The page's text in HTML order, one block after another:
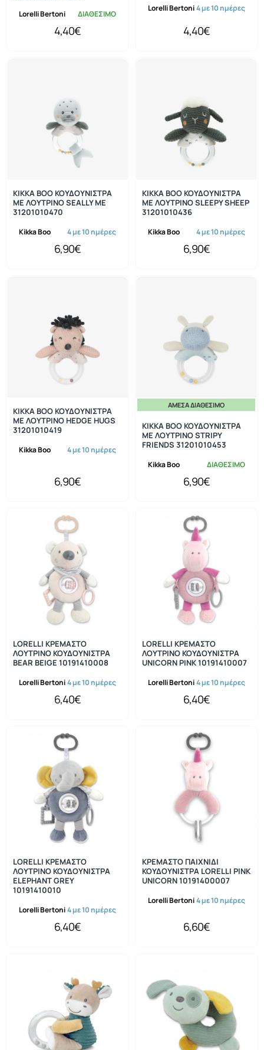
Lorelli Bertoni ΔΙΑΘΕΣΙΜΟ
4,40€
Lorelli Bertoni4 με 10 ημέρες
4,40€
Kikka Boo 4 με 10 ημέρες
KIKKA BOO ΚΟΥΔΟΥΝΙΣΤΡΑ
ΜΕ ΛΟΥΤΡΙΝΟ SEALLY ME
31201010470
6,90€
Kikka Boo 4 με 10 ημέρες
KIKKA BOO ΚΟΥΔΟΥΝΙΣΤΡΑ
ΜΕ ΛΟΥΤΡΙΝΟ SLEEPY SHEEP
31201010436
6,90€
Kikka Boo 4 με 10 ημέρες
KIKKA BOO ΚΟΥΔΟΥΝΙΣΤΡΑ
ΜΕ ΛΟΥΤΡΙΝΟ HEDGE HUGS
31201010419
6,90€
ΆΜΕΣΑ ΔΙΑΘΈΣΙΜΟ
Kikka Boo ΔΙΑΘΕΣΙΜΟ
KIKKA BOO ΚΟΥΔΟΥΝΙΣΤΡΑ
ΜΕ ΛΟΥΤΡΙΝΟ STRIPY
FRIENDS 31201010453
6,90€
Lorelli Bertoni4 με 10 ημέρες
LORELLI ΚΡΕΜΑΣΤΟ
ΛΟΥΤΡΙΝΟ ΚΟΥΔΟΥΝΙΣΤΡΑ
BEAR BEIGE 10191410008
6,40€
Lorelli Bertoni4 με 10 ημέρες
LORELLI ΚΡΕΜΑΣΤΟ
ΛΟΥΤΡΙΝΟ ΚΟΥΔΟΥΝΙΣΤΡΑ
UNICORN PINK 10191410007
6,40€
Lorelli Bertoni4 με 10 ημέρες
LORELLI ΚΡΕΜΑΣΤΟ
ΛΟΥΤΡΙΝΟ ΚΟΥΔΟΥΝΙΣΤΡΑ
ELEPHANT GREY
10191410010
6,40€
Lorelli Bertoni4 με 10 ημέρες
ΚΡΕΜΑΣΤΟ ΠΑΙΧΝΙΔΙ
ΚΟΥΔΟΥΝΙΣΤΡΑ LORELLI PINK
UNICORN 10191400007
6,60€